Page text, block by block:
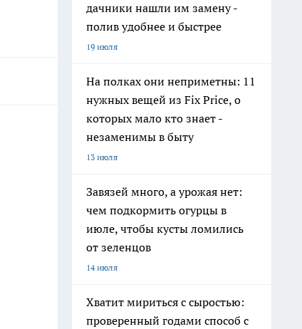
дачники нашли им замену -
полив удобнее и быстрее
19 июля
На полках они неприметны: 11
нужных вещей из Fix Price, о
которых мало кто знает -
незаменимы в быту
13 июля
Завязей много, а урожая нет:
чем подкормить огурцы в
июле, чтобы кусты ломились
от зеленцов
14 июля
Хватит мириться с сыростью:
проверенный годами способ с